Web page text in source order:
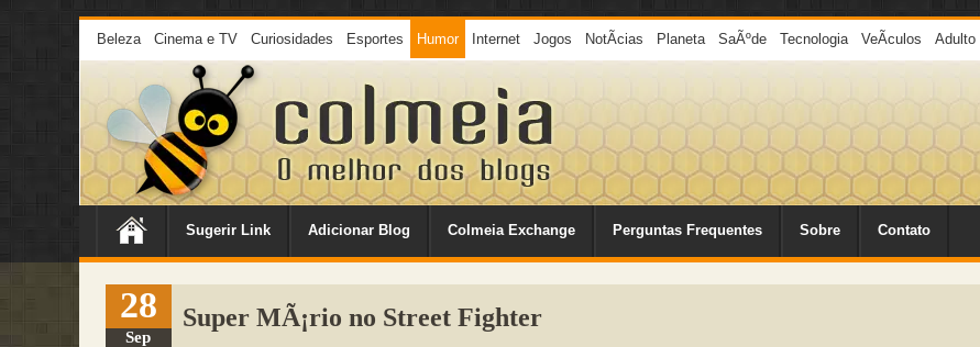
Beleza Cinema e TV Curiosidades Esportes Humor Internet Jogos NotÃ­cias Planeta SaÃºde Tecnologia VeÃ­culos Adulto
Sugerir Link Adicionar Blog Colmeia Exchange Perguntas Frequentes Sobre Contato
28
Sep
Super MÃ¡rio no Street Fighter